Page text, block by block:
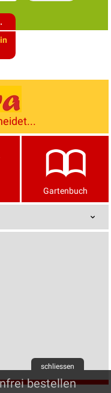
Gartenbuch
schliessen
bestellen